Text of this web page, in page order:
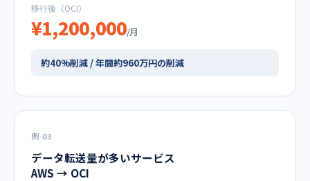
移行後（OCI）
¥1,200,000/月
約40%削減 / 年間約960万円の削減
例 03
データ転送量が多いサービス
AWS → OCI